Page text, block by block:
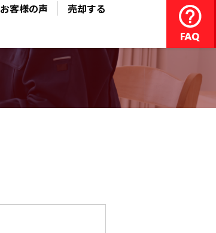
お客様の声 売却する